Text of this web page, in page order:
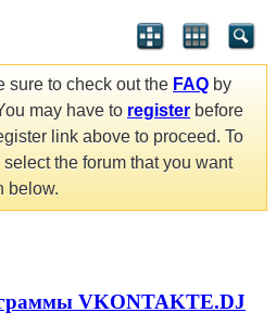
sure to check out the FAQ by
may have to register before
link above to proceed. To
the forum that you want
below.
VKONTAKTE.DJ